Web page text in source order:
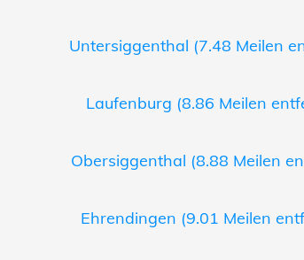
Untersiggenthal (7.48 Meilen
Laufenburg (8.86 Meilen
Obersiggenthal (8.88 Meilen
Ehrendingen (9.01 Meilen